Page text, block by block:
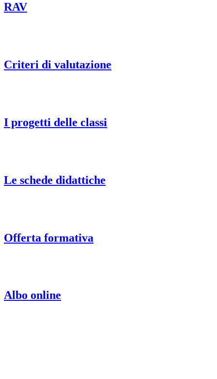
RAV
Criteri di valutazione
I progetti delle classi
Le schede didattiche
Offerta formativa
Albo online